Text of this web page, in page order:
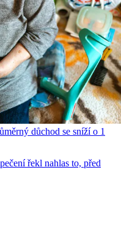
důchod se sníží o 1
řekl nahlas to, před